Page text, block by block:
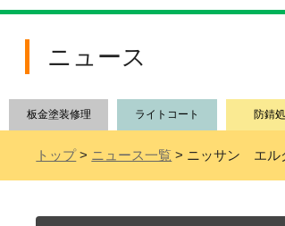
ニュース
板金塗装修理 ライトコート 防錆
トップ> ニュース一覧 > ニッサン エル